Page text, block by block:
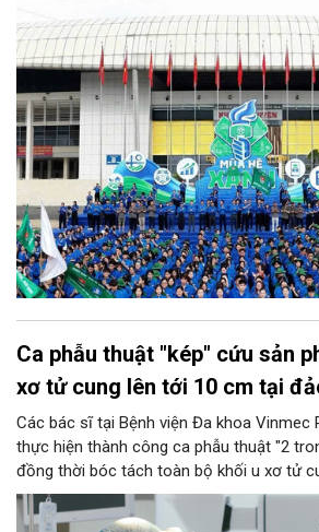
cao đẳng và 2 trường trung cấp; hợp nhất
GDTX theo các cực phát triển địa lý
thời giữ nguyên Trường Đại học Thủ đô
tư phát triển. Toàn bộ công tác sắp xếp,
cầu hoàn thành trước ngày 25/8/2026.
Ca phẫu thuật "kép" cứu sản
xơ tử cung lên tới 10 cm tại
Các bác sĩ tại Bệnh viện Đa khoa Vinmec
thực hiện thành công ca phẫu thuật "2
đồng thời bóc tách toàn bộ khối u xơ tử
10 cm cho một sản phụ. Thành công này
năng lực làm chủ các kỹ thuật sản khoa